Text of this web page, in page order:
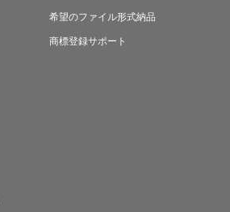
希望のファイル形式納品
商標登録サポート